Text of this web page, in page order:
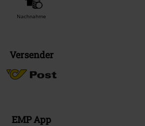
Nachnahme
Versender
EMP App